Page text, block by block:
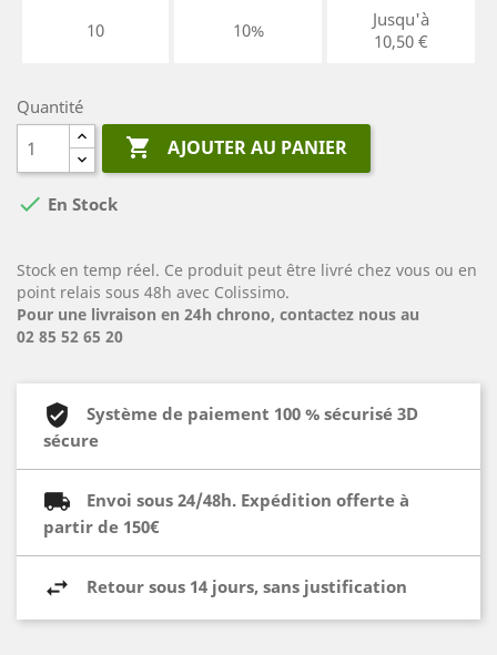
10 10%
Jusqu'à
10,50 €
Quantité
 AJOUTER AU PANIER
 En Stock
Stock en temp réel. Ce produit peut être livré chez vous ou en
point relais sous 48h avec Colissimo.
Pour une livraison en 24h chrono, contactez nous au
02 85 52 65 20
Système de paiement 100 % sécurisé 3D
sécure
Envoi sous 24/48h. Expédition offerte à
partir de 150€
Retour sous 14 jours, sans justification